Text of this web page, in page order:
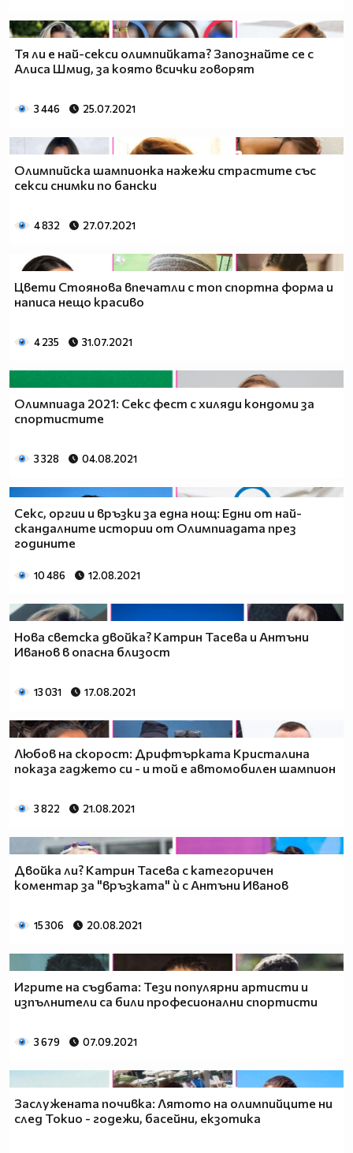
Тя ли е най-секси олимпийката? Запознайте се с
Алиса Шмид, за която всички говорят
3 446 25.07.2021
Олимпийска шампионка нажежи страстите със
секси снимки по бански
4 832 27.07.2021
Цвети Стоянова впечатли с топ спортна форма и
написа нещо красиво
4 235 31.07.2021
Олимпиада 2021: Секс фест с хиляди кондоми за
спортистите
3 328 04.08.2021
Секс, оргии и връзки за една нощ: Едни от най-
скандалните истории от Олимпиадата през
годините
10 486 12.08.2021
Нова светска двойка? Катрин Тасева и Антъни
Иванов в опасна близост
13 031 17.08.2021
Любов на скорост: Дрифтърката Кристалина
показа гаджето си - и той е автомобилен шампион
3 822 21.08.2021
Двойка ли? Катрин Тасева с категоричен
коментар за "връзката" ѝ с Антъни Иванов
15 306 20.08.2021
Игрите на съдбата: Тези популярни артисти и
изпълнители са били професионални спортисти
3 679 07.09.2021
Заслужената почивка: Лятото на олимпийците ни
след Токио - годежи, басейни, екзотика